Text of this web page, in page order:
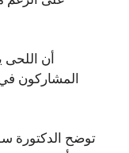
المشاركون